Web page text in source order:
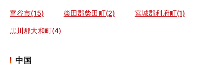
富谷市(15) 柴田郡柴田町(2) 宮城郡利府町(1)
黒川郡大和町(4)
中国